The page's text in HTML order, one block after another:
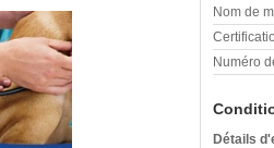
Nom de
Numéro
Détails